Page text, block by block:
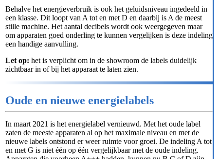
Behalve het energieverbruik is ook het geluidsniveau ingedeeld in
een klasse. Dit loopt van A tot en met D en daarbij is A de meest
stille machine. Het aantal decibels wordt ook weergegeven maar
om apparaten goed onderling te kunnen vergelijken is deze indeling
een handige aanvulling.
Let op: het is verplicht om in de showroom de labels duidelijk
zichtbaar in of bij het apparaat te laten zien.
Oude en nieuwe energielabels
In maart 2021 is het energielabel vernieuwd. Met het oude label
zaten de meeste apparaten al op het maximale niveau en met de
nieuwe labels ontstond er weer ruimte voor groei. De indeling A tot
en met G is niet één op één vergelijkbaar met de oude indeling.